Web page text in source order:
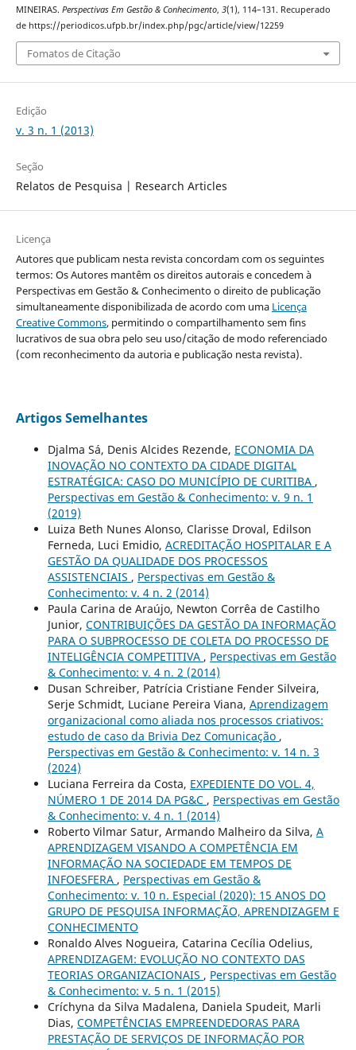
MINEIRAS. Perspectivas Em Gestão & Conhecimento, 3(1), 114–131. Recuperado
de https://periodicos.ufpb.br/index.php/pgc/article/view/12259
Fomatos de Citação
Edição
v. 3 n. 1 (2013)
Seção
Relatos de Pesquisa | Research Articles
Licença
Autores que publicam nesta revista concordam com os seguintes
termos: Os Autores mantêm os direitos autorais e concedem à
Perspectivas em Gestão & Conhecimento o direito de publicação
simultaneamente disponibilizada de acordo com uma Licença
Creative Commons, permitindo o compartilhamento sem fins
lucrativos de sua obra pelo seu uso/citação de modo referenciado
(com reconhecimento da autoria e publicação nesta revista).
Artigos Semelhantes
Djalma Sá, Denis Alcides Rezende, ECONOMIA DA
INOVAÇÃO NO CONTEXTO DA CIDADE DIGITAL
ESTRATÉGICA: CASO DO MUNICÍPIO DE CURITIBA ,
Perspectivas em Gestão & Conhecimento: v. 9 n. 1
(2019)
Luiza Beth Nunes Alonso, Clarisse Droval, Edilson
Ferneda, Luci Emidio, ACREDITAÇÃO HOSPITALAR E A
GESTÃO DA QUALIDADE DOS PROCESSOS
ASSISTENCIAIS , Perspectivas em Gestão &
Conhecimento: v. 4 n. 2 (2014)
Paula Carina de Araújo, Newton Corrêa de Castilho
Junior, CONTRIBUIÇÕES DA GESTÃO DA INFORMAÇÃO
PARA O SUBPROCESSO DE COLETA DO PROCESSO DE
INTELIGÊNCIA COMPETITIVA , Perspectivas em Gestão
& Conhecimento: v. 4 n. 2 (2014)
Dusan Schreiber, Patrícia Cristiane Fender Silveira,
Serje Schmidt, Luciane Pereira Viana, Aprendizagem
organizacional como aliada nos processos criativos:
estudo de caso da Brivia Dez Comunicação ,
Perspectivas em Gestão & Conhecimento: v. 14 n. 3
(2024)
Luciana Ferreira da Costa, EXPEDIENTE DO VOL. 4,
NÚMERO 1 DE 2014 DA PG&C , Perspectivas em Gestão
& Conhecimento: v. 4 n. 1 (2014)
Roberto Vilmar Satur, Armando Malheiro da Silva, A
APRENDIZAGEM VISANDO A COMPETÊNCIA EM
INFORMAÇÃO NA SOCIEDADE EM TEMPOS DE
INFOESFERA , Perspectivas em Gestão &
Conhecimento: v. 10 n. Especial (2020): 15 ANOS DO
GRUPO DE PESQUISA INFORMAÇÃO, APRENDIZAGEM E
CONHECIMENTO
Ronaldo Alves Nogueira, Catarina Cecília Odelius,
APRENDIZAGEM: EVOLUÇÃO NO CONTEXTO DAS
TEORIAS ORGANIZACIONAIS , Perspectivas em Gestão
& Conhecimento: v. 5 n. 1 (2015)
Críchyna da Silva Madalena, Daniela Spudeit, Marli
Dias, COMPETÊNCIAS EMPREENDEDORAS PARA
PRESTAÇÃO DE SERVIÇOS DE INFORMAÇÃO POR